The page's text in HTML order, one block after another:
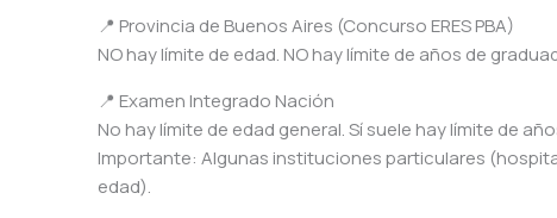
📍 Provincia de Buenos Aires (Concurso ERES PBA)
NO hay límite de edad. NO hay límite de años de
📍 Examen Integrado Nación
No hay límite de edad general. Sí suele hay límite de
Importante: Algunas instituciones particulares
edad).